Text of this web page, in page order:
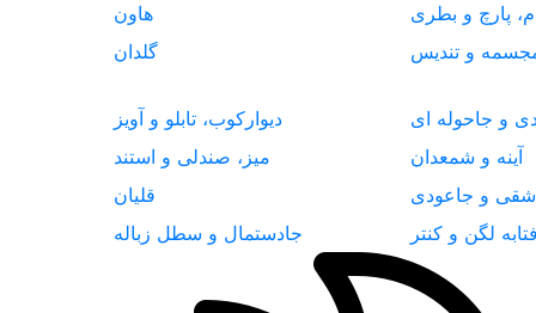
هاون
پارچ و بطری
گلدان
و تندیس
دیوارکوب، تابلو و آویز
و جاحوله ای
میز، صندلی و استند
آینه و شمعدان
قلیان
و جاعودی
جادستمال و سطل زباله
لگن و کنتر